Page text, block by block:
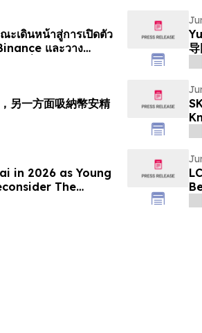
ะเดินหน้าสู่การเปิดตัว
และวาง
รณ์ทั่วโล…
另一方面吸納幣安精
in 2026 as Young
The